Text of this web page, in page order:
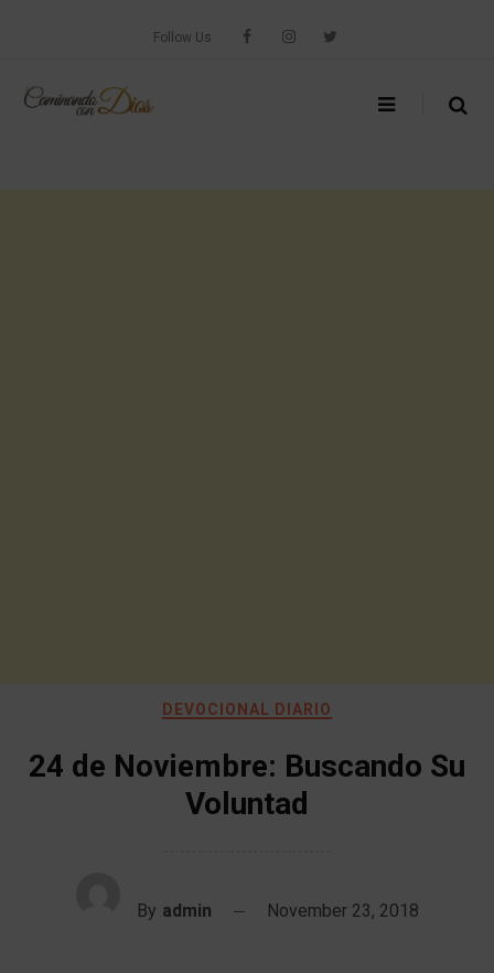
Follow Us
DEVOCIONAL DIARIO
24 de Noviembre: Buscando Su
Voluntad
By admin November 23, 2018